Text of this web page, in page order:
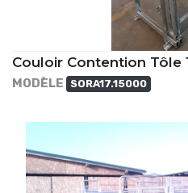
Couloir Contention Tôle
MODÈLE SORA17.15000